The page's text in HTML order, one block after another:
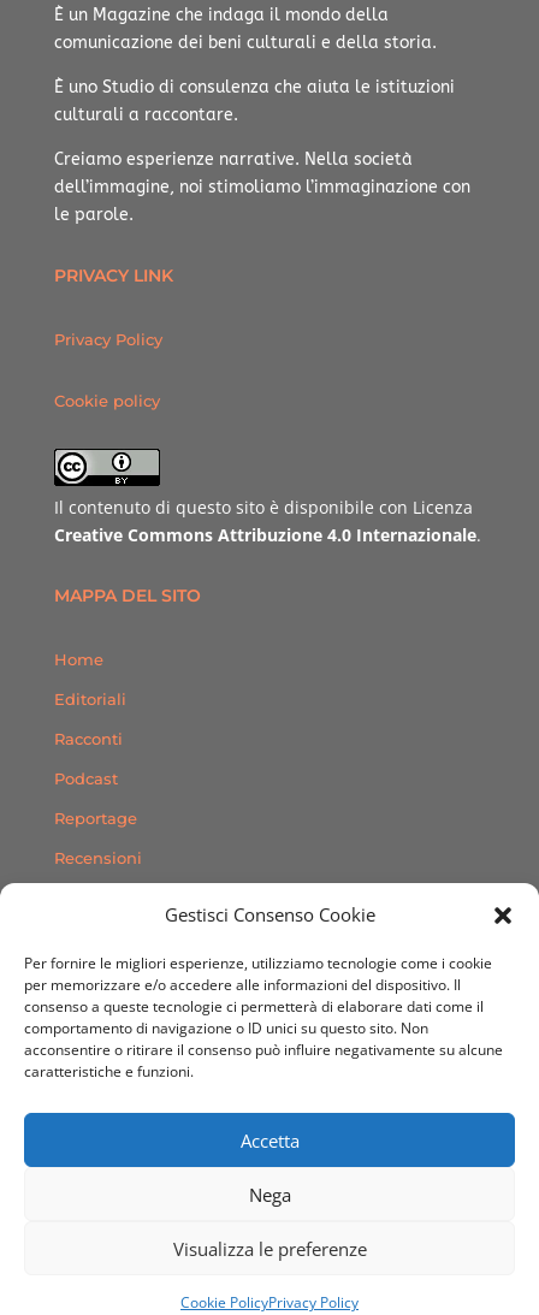
Gestisci Consenso Cookie
Per fornire le migliori esperienze, utilizziamo tecnologie come i cookie
per memorizzare e/o accedere alle informazioni del dispositivo. Il
consenso a queste tecnologie ci permetterà di elaborare dati come il
comportamento di navigazione o ID unici su questo sito. Non
acconsentire o ritirare il consenso può influire negativamente su alcune
caratteristiche e funzioni.
Accetta
Nega
Visualizza le preferenze
Cookie PolicyPrivacy Policy
È un Magazine che indaga il mondo della
comunicazione dei beni culturali e della storia.
È uno Studio di consulenza che aiuta le istituzioni
culturali a raccontare.
Creiamo esperienze narrative. Nella società
dell’immagine, noi stimoliamo l’immaginazione con
le parole.
PRIVACY LINK
Privacy Policy
Cookie policy
Il contenuto di questo sito è disponibile con Licenza
Creative Commons Attribuzione 4.0 Internazionale.
MAPPA DEL SITO
Home
Editoriali
Racconti
Podcast
Reportage
Recensioni
Contatti
SEGUICI SUI SOCIAL
Agenzia Grafica & Web